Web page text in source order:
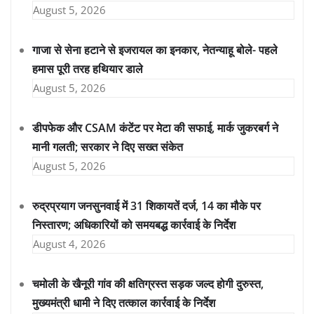
August 5, 2026
गाजा से सेना हटाने से इजरायल का इनकार, नेतन्याहू बोले- पहले
हमास पूरी तरह हथियार डाले
August 5, 2026
डीपफेक और CSAM कंटेंट पर मेटा की सफाई, मार्क जुकरबर्ग ने
मानी गलती; सरकार ने दिए सख्त संकेत
August 5, 2026
रुद्रप्रयाग जनसुनवाई में 31 शिकायतें दर्ज, 14 का मौके पर
निस्तारण; अधिकारियों को समयबद्ध कार्रवाई के निर्देश
August 4, 2026
चमोली के खैनूरी गांव की क्षतिग्रस्त सड़क जल्द होगी दुरुस्त,
मुख्यमंत्री धामी ने दिए तत्काल कार्रवाई के निर्देश